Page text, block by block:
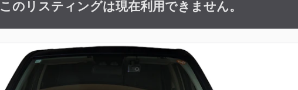
このリスティングは現在利用できません。